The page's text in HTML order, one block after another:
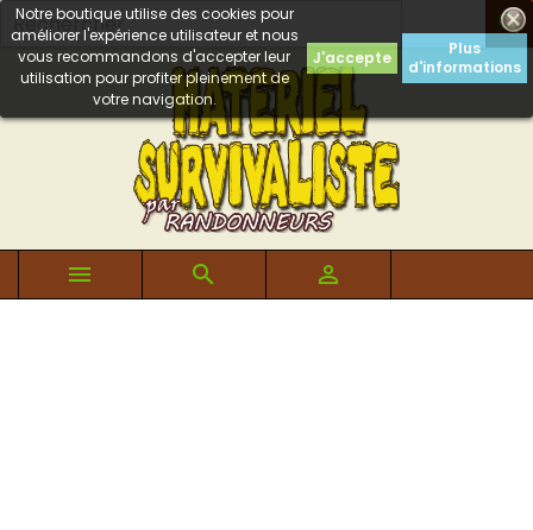

Notre boutique utilise des cookies pour
améliorer l'expérience utilisateur et nous
vous recommandons d'accepter leur
utilisation pour profiter pleinement de
votre navigation.
J'accepte
Plus
d'informations
  